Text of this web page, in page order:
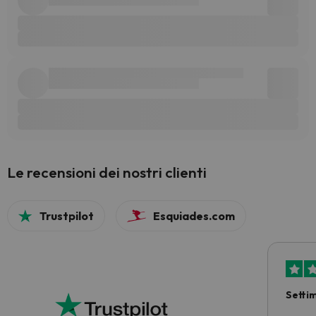
Le recensioni dei nostri clienti
Trustpilot Esquiades.com